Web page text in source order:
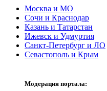
Москва и МО
Сочи и Краснодар
Казань и Татарстан
Ижевск и Удмуртия
Санкт-Петербург и ЛО
Севастополь и Крым
Модерация портала: